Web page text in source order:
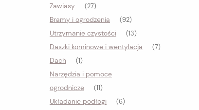
Zawiasy (27)
Bramy i ogrodzenia (92)
Utrzymanie czystości (13)
Daszki kominowe i wentylacja (7)
Dach (1)
Narzędzia i pomoce
ogrodnicze
(11)
Układanie podłogi (6)